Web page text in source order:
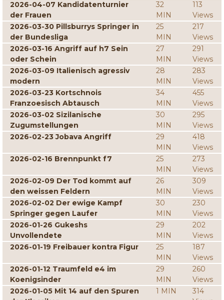
2026-04-07 Kandidatenturnier
der Frauen
32
MIN
113
Views
2026-03-30 Pillsburrys Springer in
der Bundesliga
25
MIN
217
Views
2026-03-16 Angriff auf h7 Sein
oder Schein
27
MIN
291
Views
2026-03-09 Italienisch agressiv
modern
28
MIN
283
Views
2026-03-23 Kortschnois
Franzoesisch Abtausch
34
MIN
455
Views
2026-03-02 Sizilanische
Zugumstellungen
30
MIN
295
Views
2026-02-23 Jobava Angriff
29
MIN
418
Views
2026-02-16 Brennpunkt f7
25
MIN
273
Views
2026-02-09 Der Tod kommt auf
den weissen Feldern
26
MIN
309
Views
2026-02-02 Der ewige Kampf
Springer gegen Laufer
30
MIN
230
Views
2026-01-26 Gukeshs
Unvollendete
29
MIN
202
Views
2026-01-19 Freibauer kontra Figur
25
MIN
187
Views
2026-01-12 Traumfeld e4 im
Koenigsinder
29
MIN
260
Views
2026-01-05 Mit 14 auf den Spuren
1 MIN
314